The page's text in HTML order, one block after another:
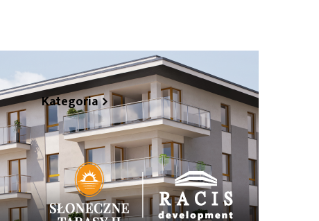
+ Dodaj wpis
Kategoria
Apteki
Badanie żył dopplerem
Chirurdzy